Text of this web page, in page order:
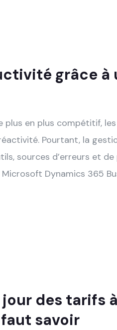
grâce à
plus en plus compétitif,
Pourtant, la
sources d’erreurs et
Dynamics 365
des tarifs
savoir